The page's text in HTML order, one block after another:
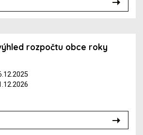
rozpočtu obce roky